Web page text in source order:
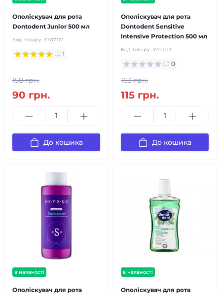
Ополіскувач для рота
Dontodent Junior 500 мл
Код товару: 3707117
1
158 грн.
90 грн.
До кошика
Ополіскувач для рота
Dontodent Sensitive
Intensive Protection 500 мл
Код товару: 3707113
0
163 грн.
115 грн.
До кошика
в наявності
Ополіскувач для рота
в наявності
Ополіскувач для рота